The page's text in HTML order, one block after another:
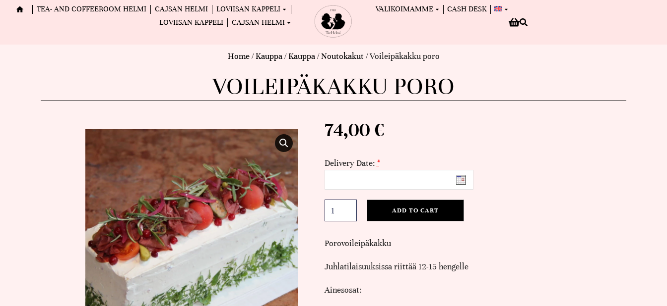
TEA- AND COFFEEROOM HELMI CAJSAN HELMI
LOVIISAN KAPPELI
LOVIISAN KAPPELI
CAJSAN HELMI
VALIKOIMAMME CASH DESK
Home/Kauppa/Kauppa/Noutokakut / Voileipäkakku poro
VOILEIPÄKAKKU PORO
74,00€
Delivery Date: *
ADD TO CART
Porovoileipäkakku
Juhlatilaisuuksissa riittää 12-15 hengelle
Ainesosat: